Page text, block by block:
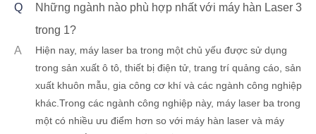
Q
Những ngành nào phù hợp nhất với máy hàn Laser 3
trong 1?
A
Hiện nay, máy laser ba trong một chủ yếu được sử dụng
trong sản xuất ô tô, thiết bị điện tử, trang trí quảng cáo, sản
xuất khuôn mẫu, gia công cơ khí và các ngành công nghiệp
khác.Trong các ngành công nghiệp này, máy laser ba trong
một có nhiều ưu điểm hơn so với máy hàn laser và máy